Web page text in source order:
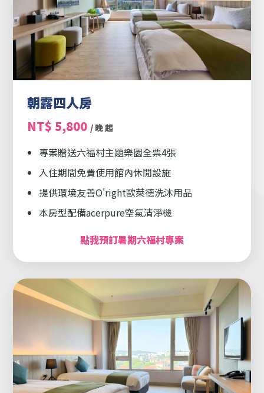
朝露四人房
NT$ 5,800 / 晚 起
專案贈送六福村主題樂園全票4張
入住期間免費使用館內休閒設施
提供環境友善O'right歐萊德洗沐用品
本房型配備acerpure空氣清淨機
點我預訂暑期六福村專案